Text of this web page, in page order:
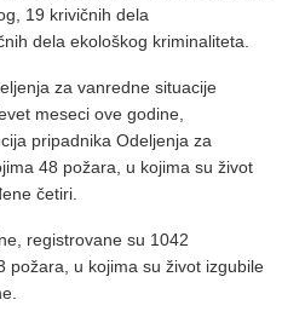
19 krivičnih dela
dela ekološkog kriminaliteta.
za vanredne situacije
meseci ove godine,
pripadnika Odeljenja za
48 požara, u kojima su život
četiri.
registrovane su 1042
požara, u kojima su život izgubile